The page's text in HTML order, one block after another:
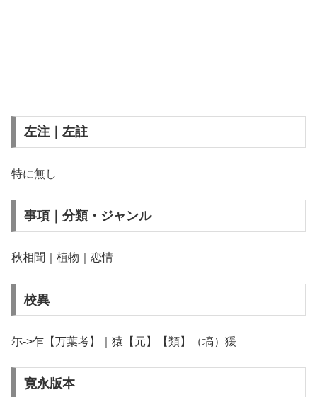
左注｜左註
特に無し
事項｜分類・ジャンル
秋相聞｜植物｜恋情
校異
尓->乍【万葉考】｜猿【元】【類】（塙）猨
寛永版本